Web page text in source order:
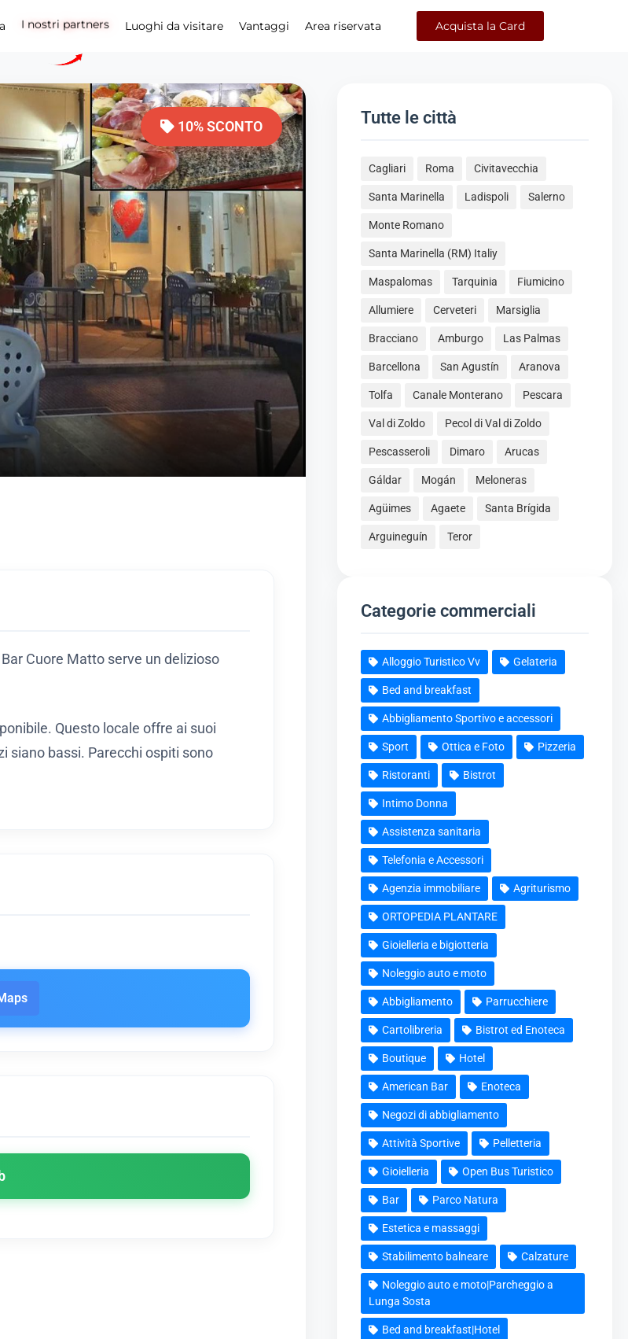
I nostri partners Luoghi da visitare Vantaggi Area riservata Acquista la Card
10% SCONTO
Cuore Matto serve un delizioso
Questo locale offre ai suoi
siano bassi. Parecchi ospiti sono
Tutte le città
Cagliari Roma Civitavecchia
Santa Marinella Ladispoli Salerno
Monte Romano
Santa Marinella (RM) Italiy
Maspalomas Tarquinia Fiumicino
Allumiere Cerveteri Marsiglia
Bracciano Amburgo Las Palmas
Barcellona San Agustín Aranova
Tolfa Canale Monterano Pescara
Val di Zoldo Pecol di Val di Zoldo
Pescasseroli Dimaro Arucas
Gáldar Mogán Meloneras
Agüimes Agaete Santa Brígida
Arguineguín Teror
Categorie commerciali
Alloggio Turistico Vv Gelateria
Bed and breakfast
Abbigliamento Sportivo e accessori
Sport Ottica e Foto Pizzeria
Ristoranti Bistrot
Intimo Donna
Assistenza sanitaria
Telefonia e Accessori
Agenzia immobiliare Agriturismo
ORTOPEDIA PLANTARE
Gioielleria e bigiotteria
Noleggio auto e moto
Abbigliamento Parrucchiere
Cartolibreria Bistrot ed Enoteca
Boutique Hotel
American Bar Enoteca
Negozi di abbigliamento
Attività Sportive Pelletteria
Gioielleria Open Bus Turistico
Bar Parco Natura
Estetica e massaggi
Stabilimento balneare Calzature
Noleggio auto e moto|Parcheggio a
Lunga Sosta
Bed and breakfast|Hotel